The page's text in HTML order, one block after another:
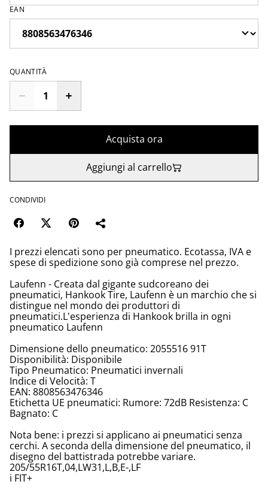
EAN
QUANTITÀ
Acquista ora
Aggiungi al carrello
CONDIVIDI
I prezzi elencati sono per pneumatico. Ecotassa, IVA e
spese di spedizione sono già comprese nel prezzo.
Laufenn - Creata dal gigante sudcoreano dei
pneumatici, Hankook Tire, Laufenn è un marchio che si
distingue nel mondo dei produttori di
pneumatici.L'esperienza di Hankook brilla in ogni
pneumatico Laufenn
Dimensione dello pneumatico: 2055516 91T
Disponibilità: Disponibile
Tipo Pneumatico: Pneumatici invernali
Indice di Velocità: T
EAN: 8808563476346
Etichetta UE pneumatici: Rumore: 72dB Resistenza: C
Bagnato: C
Nota bene: i prezzi si applicano ai pneumatici senza
cerchi. A seconda della dimensione del pneumatico, il
disegno del battistrada potrebbe variare.
205/55R16T,04,LW31,L,B,E-,LF
i FIT+